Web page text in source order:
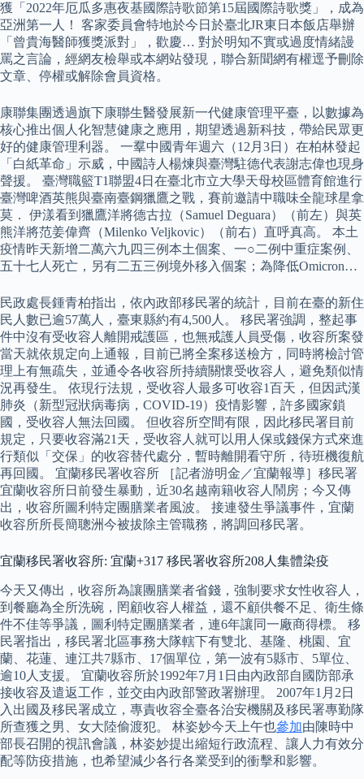
獲「2022年厄瓜多惠夜基國際詩歌節第15屆國際詩歌獎」，成為
亞洲第一人！ 客家委員會特地於今日於臺北JR東日本飯店舉辦
「曾貴海醫師獲獎派對」，歡慶… 對於明知不實或過度情緒謾
罵之言論，經網友檢舉或本網站發現，聯合新聞網有權逕予刪除
文章、停權或解除會員資格。
康聯集團透過旗下康聯生醫發展新一代健康管理平臺，以數據為
核心推出個人化智慧健康之應用，期望透過新科技，帶給民眾更
好的健康管理利器。 一羣中國青年週六（12月3日）在柏林發起
「白紙革命」示威，中國詩人楊煉與臺灣駐德代表謝志偉也現身
聲援。 臺灣職籃T1聯盟4日在臺北市立大學天母校區體育館進行
臺灣啤酒英熊與臺南臺鋼獵鷹之戰，賽前邀請中職味全龍球星拿
莫． 伊漾看到獵鷹洋將德古拉（Samuel Deguara）（前左）與英
熊洋將范姜偉齊（Milenko Veljkovic）（前右）直呼真高。 本土
疫情昨天新增二萬六九四三例本土個案、一○二例中重症案例、
五十七人死亡，另有二五三例境外移入個案；為降低Omicron…
民政處長鍾青柏指出，依內政部移民署的統計，目前在臺的新住
民人數已逾57萬人，臺東縣約有4,500人。 移民署強調，整起事
件中沒有受收容人離開戒護區，也無戒護人員受傷，收容所案發
當天就依規定向上通報，目前已將全案移送檢方，同時將檢討管
理上有無疏失，並通令各收容所持續關懷受收容人，避免類似情
況再發生。 依現行法規，受收容人最多可收容1百天，但因武漢
肺炎（新型冠狀病毒病，COVID-19）疫情影響，許多國家鎖
國，受收容人無法回國。 但收容所空間有限，因此移民署目前
規定，只要收容滿21天，受收容人就可以用人保或錢保方式來進
行類似「交保」的收容替代處分，暫時離開看守所，待班機復航
再回國。 宜蘭移民署收容所 ［記者游明金／宜蘭報導］移民署
宜蘭收容所日前發生暴動，近30名越南籍收容人鬧房；今又傳
出，收容所圖利特定團膳業者風波。 接連發生爭議事件，宜蘭
收容所所長簡聰洲今被拔除主管職務，將調回移民署。
宜蘭移民署收容所: 宜蘭+317 移民署收容所208人集體染疫
今天又傳出，收容所為讓團膳業者省錢，強制要求女性收容人，
到餐廳為全所洗碗，罔顧收容人權益，還不顧供餐不足、衛生條
件不佳等爭議，圖利特定團膳業者，連6年讓同一廠商得標。 移
民署指出，移民署北區事務大隊轄下有雙北、基隆、桃園、宜
蘭、花蓮、連江共7縣市、17個單位，第一波有5縣市、5單位、
逾10人支援。 宜蘭收容所於1992年7月1日由內政部自國防部承
接收容及遣返工作，並交由內政部警政署辦理。 2007年1月2日
入出國及移民署成立，專責收容全臺各治安機關及移民署專勤隊
所查獲之男、女大陸偷渡犯。 林姿妙今天上午也參加由陳時中
部長召開的視訊會議，林姿妙提出縮短行政流程、讓人力有效分
配等防疫措施，也希望減少各行各業受到的衝擊和影響。